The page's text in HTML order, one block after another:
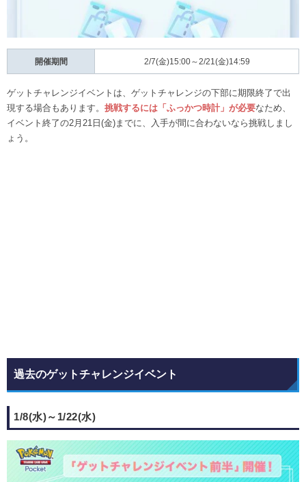
開催期間 2/7(金)15:00～2/21(金)14:59
ゲットチャレンジイベントは、ゲットチャレンジの下部に期限終了で出
現する場合もあります。 挑戦するには「ふっかつ時計」が必要なため、
イベント終了の2月21日(金)までに、入手が間に合わないなら挑戦しまし
ょう。
過去のゲットチャレンジイベント
1/8(水)～1/22(水)